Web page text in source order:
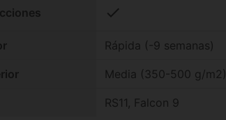
check
Rápida (-9 semanas)
Media (350-500 g/m2)
RS11, Falcon 9